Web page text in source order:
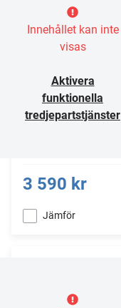
Innehållet kan inte
visas
Aktivera
funktionella
tredjepartstjänster
3 590 kr
Jämför